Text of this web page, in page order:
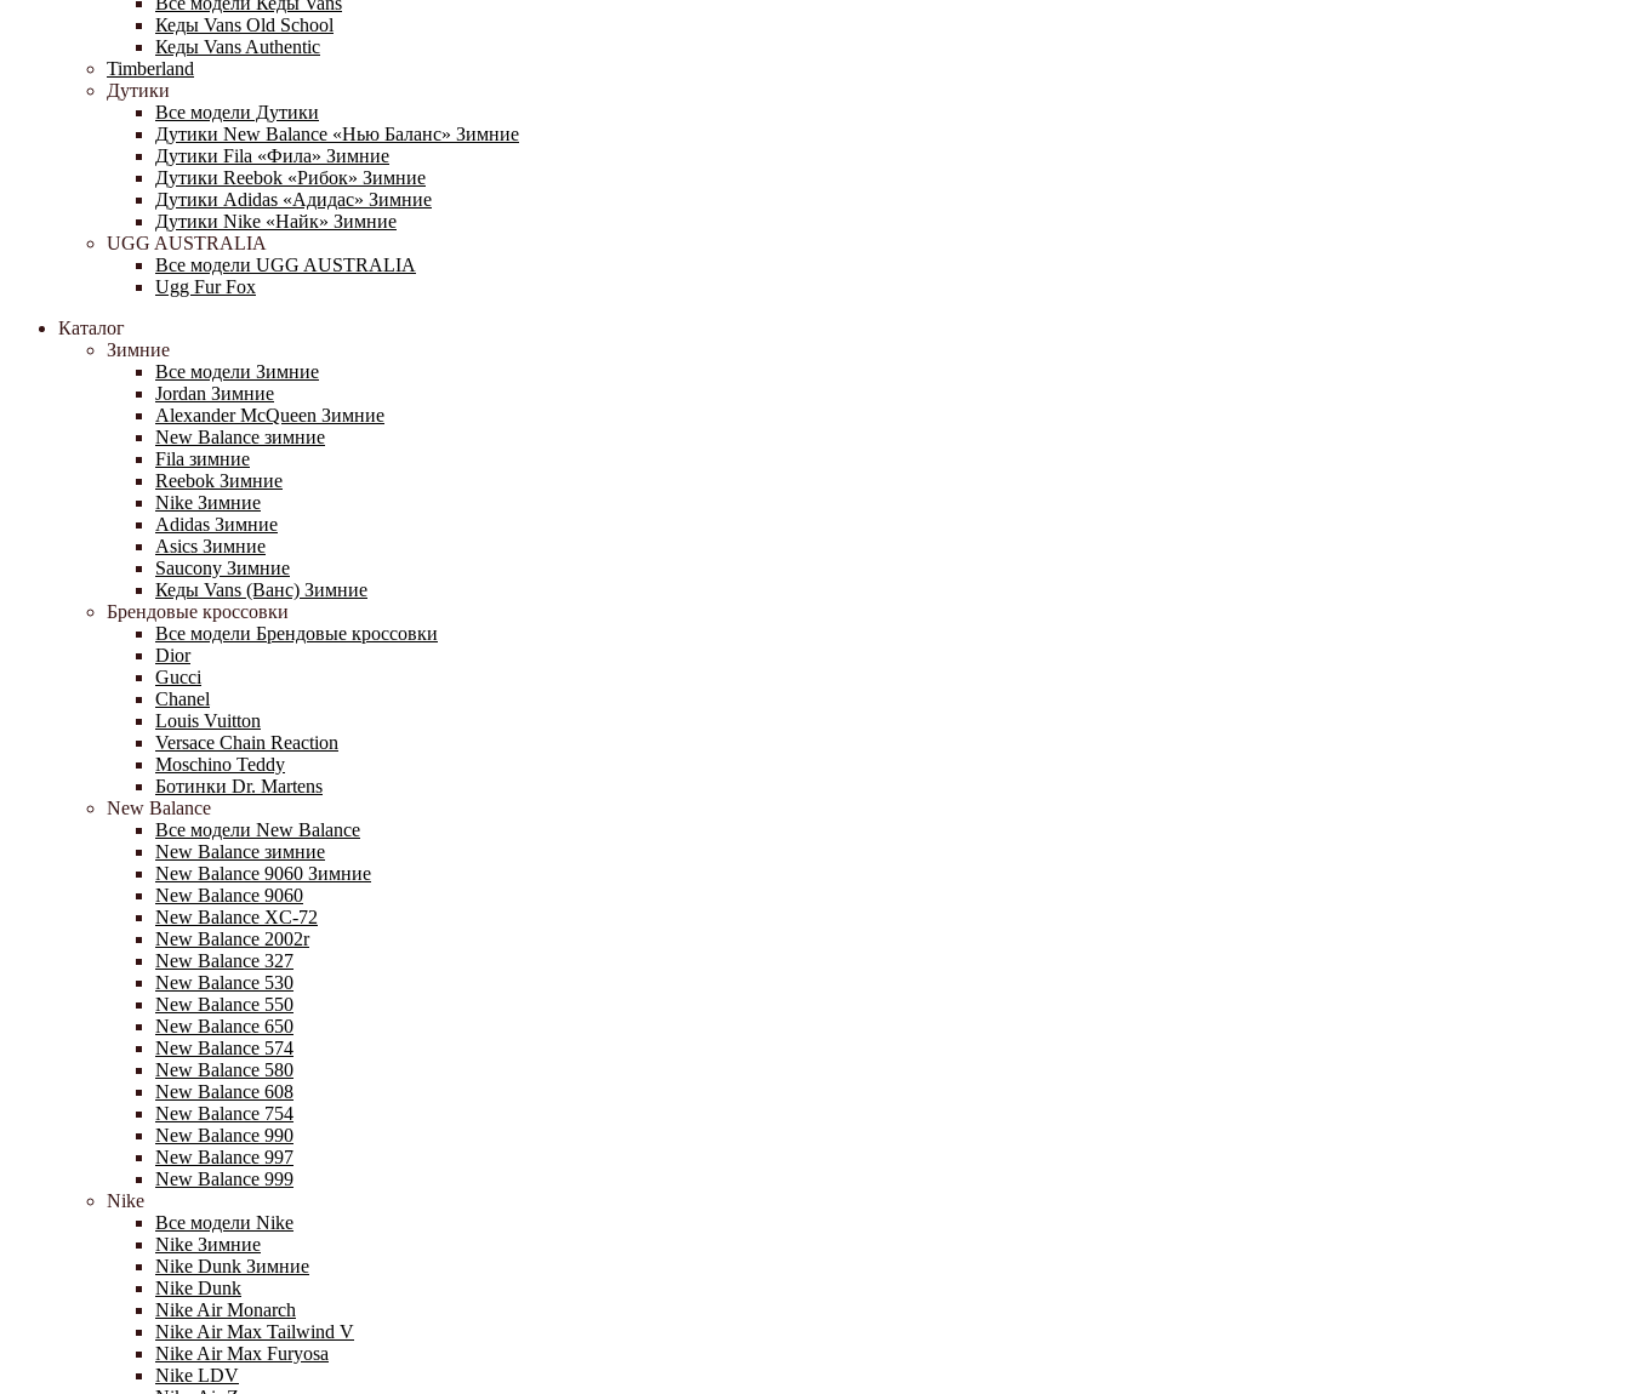
Кеды Vans Old School
Кеды Vans Authentic
Timberland
Дутики
Все модели Дутики
Дутики New Balance «Нью Баланс» Зимние
Дутики Fila «Фила» Зимние
Дутики Reebok «Рибок» Зимние
Дутики Adidas «Адидас» Зимние
Дутики Nike «Найк» Зимние
UGG AUSTRALIA
Все модели UGG AUSTRALIA
Ugg Fur Fox
Каталог
Зимние
Все модели Зимние
Jordan Зимние
Alexander McQueen Зимние
New Balance зимние
Fila зимние
Reebok Зимние
Nike Зимние
Adidas Зимние
Asics Зимние
Saucony Зимние
Кеды Vans (Ванс) Зимние
Брендовые кроссовки
Все модели Брендовые кроссовки
Dior
Gucci
Chanel
Louis Vuitton
Versace Chain Reaction
Moschino Teddy
Ботинки Dr. Martens
New Balance
Все модели New Balance
New Balance зимние
New Balance 9060 Зимние
New Balance 9060
New Balance XC-72
New Balance 2002r
New Balance 327
New Balance 530
New Balance 550
New Balance 650
New Balance 574
New Balance 580
New Balance 608
New Balance 754
New Balance 990
New Balance 997
New Balance 999
Nike
Все модели Nike
Nike Зимние
Nike Dunk Зимние
Nike Dunk
Nike Air Monarch
Nike Air Max Tailwind V
Nike Air Max Furyosa
Nike LDV